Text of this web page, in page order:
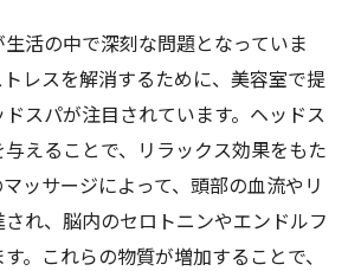
活の中で深刻な問題となっていま
レスを解消するために、美容室で提
スパが注目されています。ヘッドス
えることで、リラックス効果をもた
ッサージによって、頭部の血流やリ
れ、脳内のセロトニンやエンドルフ
。これらの物質が増加することで、